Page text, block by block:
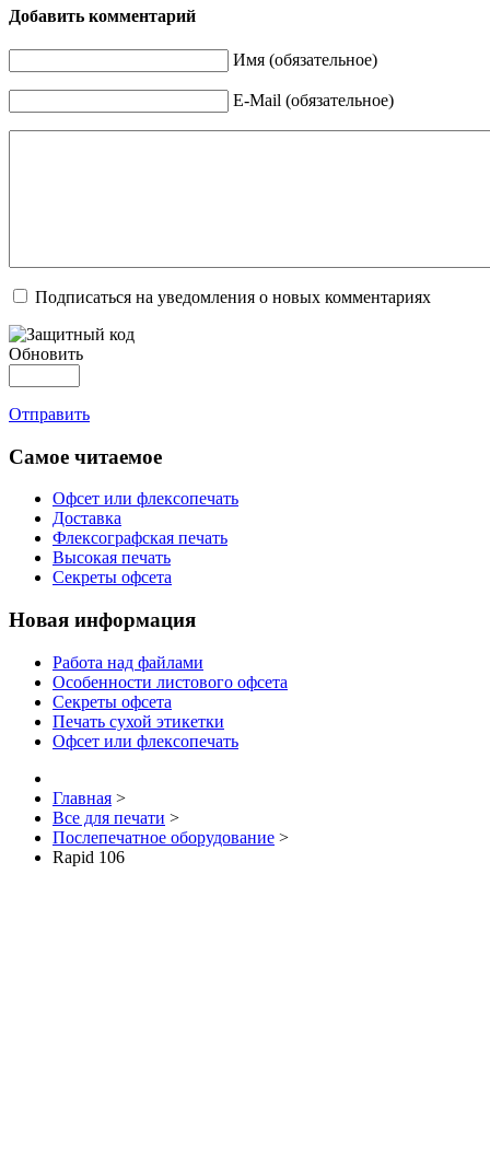
Добавить комментарий
Имя (обязательное)
E-Mail (обязательное)
Подписаться на уведомления о новых комментариях
Обновить
Отправить
Самое читаемое
Офсет или флексопечать
Доставка
Флексографская печать
Высокая печать
Секреты офсета
Новая информация
Работа над файлами
Особенности листового офсета
Секреты офсета
Печать сухой этикетки
Офсет или флексопечать
Главная >
Все для печати >
Послепечатное оборудование >
Rapid 106